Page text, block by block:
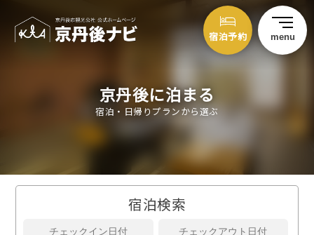
宿泊予約 menu
京丹後に泊まる
宿泊・日帰りプランから選ぶ
宿泊検索